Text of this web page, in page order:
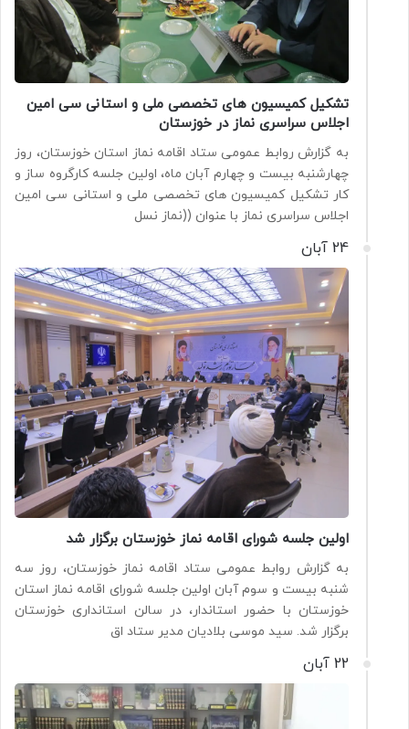
تشکیل کمیسیون های تخصصی ملی و استانی سی امین
اجلاس سراسری نماز در خوزستان
به گزارش روابط عمومی ستاد اقامه نماز استان خوزستان، روز
چهارشنبه بیست و چهارم آبان ماه، اولین جلسه کارگروه ساز و
کار تشکیل کمیسیون های تخصصی ملی و استانی سی امین
اجلاس سراسری نماز با عنوان ((نماز نسل
24 آبان
اولین جلسه شورای اقامه نماز خوزستان برگزار شد
به گزارش روابط عمومی ستاد اقامه نماز خوزستان، روز سه
شنبه بیست و سوم آبان اولین جلسه شورای اقامه نماز استان
خوزستان با حضور استاندار، در سالن استانداری خوزستان
برگزار شد. سید موسی بلادیان مدیر ستاد اق
22 آبان